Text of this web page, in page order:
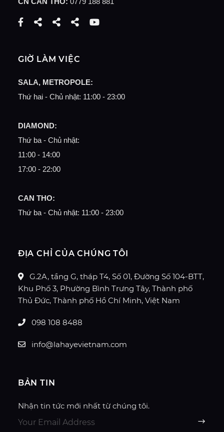
GIỜ LÀM VIỆC
SALA, METROPOLE:
Thứ hai - Chủ nhật: 11:00 - 23:00
DIAMOND:
Thứ ba - Chủ nhật:
11:00 - 14:00
17:00 - 22:00
CAN THO:
Thứ ba - Chủ nhật: 11:00 - 23:00
ĐỊA CHỈ CỦA CHÚNG TÔI
G.2A, tầng G, tháp T4, Số 01, Đường Số 104-BTT,
Khu Phố 3, Phường Bình Trưng Tây, Thành phố
Thủ Đức, Thành phố Hồ Chí Minh, Việt Nam
098 108 8488
info@lahayevietnam.com
BẢN TIN
Nhận tin tức mới nhất từ chúng tôi.